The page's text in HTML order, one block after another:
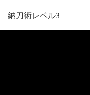
納刀術レベル3